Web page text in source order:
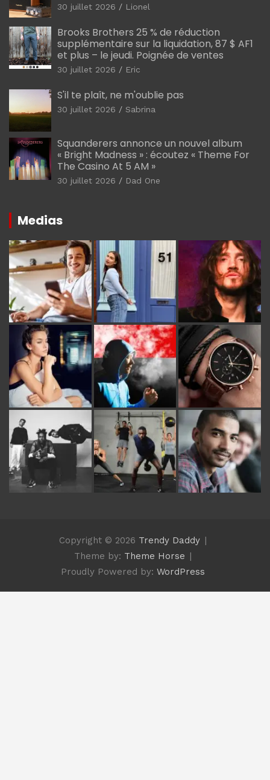
30 juillet 2026 Lionel
Brooks Brothers 25 % de réduction
supplémentaire sur la liquidation, 87 $ AF1
et plus – le jeudi. Poignée de ventes
30 juillet 2026 Eric
S'il te plaît, ne m'oublie pas
30 juillet 2026 Sabrina
Squanderers annonce un nouvel album
« Bright Madness » : écoutez « Theme For
The Casino At 5 AM »
30 juillet 2026 Dad One
Medias
Copyright © 2026 Trendy Daddy
Theme by: Theme Horse
Proudly Powered by: WordPress